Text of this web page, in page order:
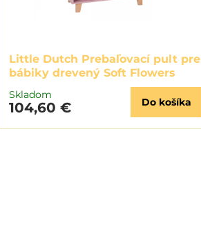
Little Dutch Prebaľovací pult pre
bábiky drevený Soft Flowers
Skladom
104,60 € Do košíka